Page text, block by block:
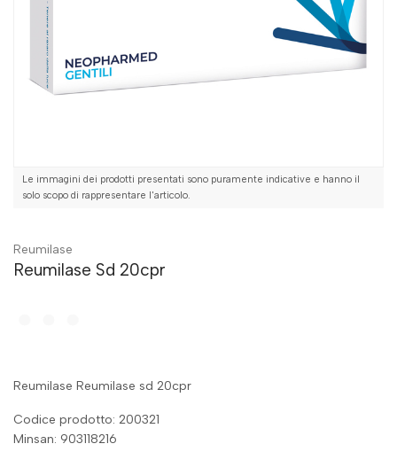
Le immagini dei prodotti presentati sono puramente indicative e hanno il
solo scopo di rappresentare l'articolo.
Reumilase
Reumilase Sd 20cpr
Reumilase Reumilase sd 20cpr
Codice prodotto: 200321
Minsan: 903118216